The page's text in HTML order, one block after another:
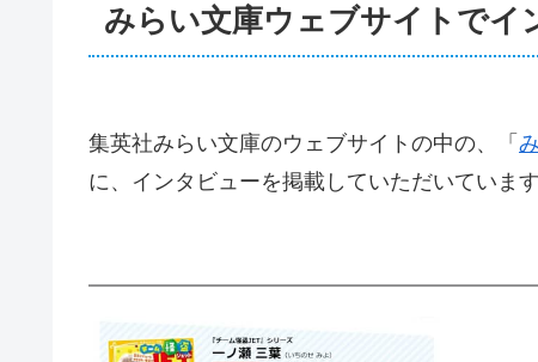
みらい文庫ウェブサイトでイ
集英社みらい文庫のウェブサイトの中の、「
に、インタビューを掲載していただいています